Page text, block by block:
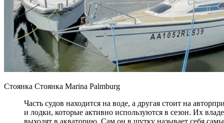
Стоянка Стоянка Marina Palmburg
Часть судов находится на воде, а другая стоит на
и лодки, которые активно используются в сезон. Их
выходят в акваторию. Сам он в шутку называет себя